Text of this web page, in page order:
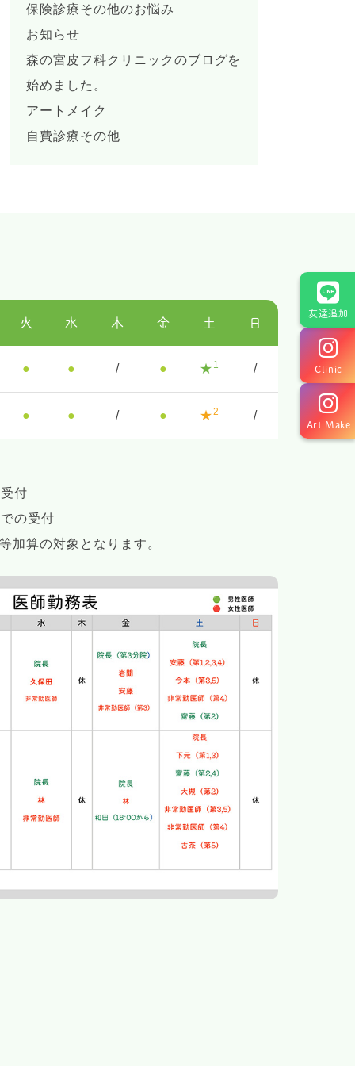
友達追加
Clinic
Art Make
保険診療その他のお悩み
お知らせ
森の宮皮フ科クリニックのブログを
始めました。
アートメイク
自費診療その他
火 水 木 金 土 日
● ● / ● ★ 1 /
● ● / ● ★2 /
付
の受付
加算の対象となります。